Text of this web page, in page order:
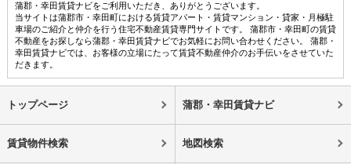
蒲郡・幸田賃貸ナビをご利用いただき、ありがとうございます。
当サイトは蒲郡市・幸田町における賃貸アパート・賃貸マンション・貸家・月極駐
車場のご紹介と仲介を行う住宅不動産賃貸専門サイトです。 蒲郡市・幸田町の賃貸
不動産をお探しなら蒲郡・幸田賃貸ナビでお気軽にお問い合わせください。 蒲郡・
幸田賃貸ナビでは、お客様の立場にたって賃貸不動産仲介のお手伝いをさせていた
だきます。
トップページ 蒲郡・幸田賃貸ナビ
賃貸物件検索 地図検索